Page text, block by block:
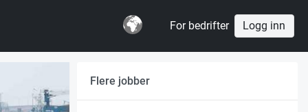
For bedrifter Logg inn
Flere jobber